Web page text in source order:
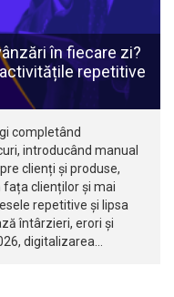
în fiecare zi?
repetitive
completând
introducând manual
clienți și produse,
clienților și mai
repetitive și lipsa
întârzieri, erori și
digitalizarea…